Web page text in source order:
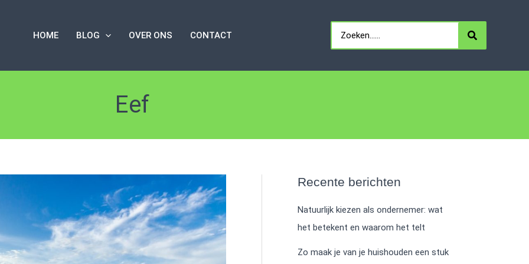
HOME BLOG OVER ONS CONTACT
for:
Eef
Recente berichten
Natuurlijk kiezen als ondernemer: wat
het betekent en waarom het telt
Zo maak je van je huishouden een stuk